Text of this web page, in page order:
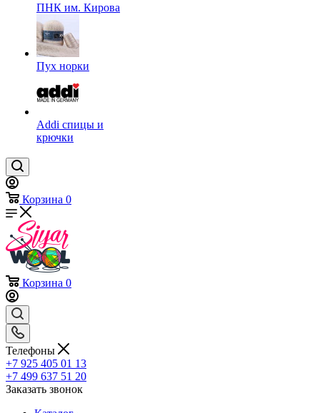
ПНК им. Кирова
Пух норки
Addi спицы и
крючки
Корзина 0
Корзина 0
Телефоны
+7 925 405 01 13
+7 499 637 51 20
Заказать звонок